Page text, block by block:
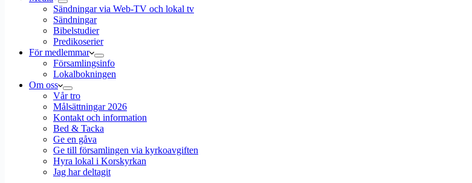
Sändningar via Web-TV och lokal tv
Sändningar
Bibelstudier
Predikoserier
För medlemmar
Församlingsinfo
Lokalbokningen
Om oss
Vår tro
Målsättningar 2026
Kontakt och information
Bed & Tacka
Ge en gåva
Ge till församlingen via kyrkoavgiften
Hyra lokal i Korskyrkan
Jag har deltagit